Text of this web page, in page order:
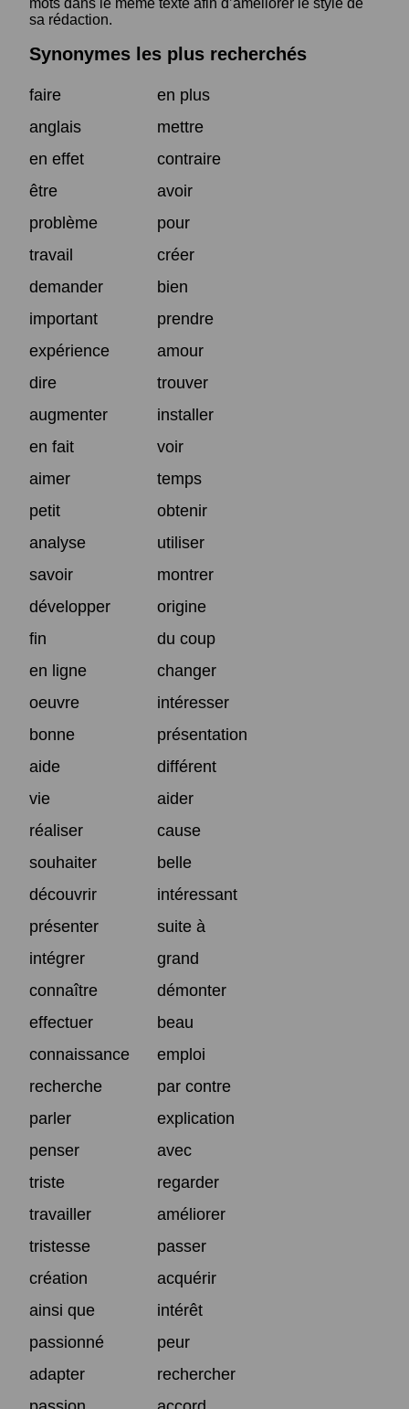
mots dans le même texte afin d’améliorer le style de
sa rédaction.
Synonymes les plus recherchés
faire
en plus
anglais
mettre
en effet
contraire
être
avoir
problème
pour
travail
créer
demander
bien
important
prendre
expérience
amour
dire
trouver
augmenter
installer
en fait
voir
aimer
temps
petit
obtenir
analyse
utiliser
savoir
montrer
développer
origine
fin
du coup
en ligne
changer
oeuvre
intéresser
bonne
présentation
aide
différent
vie
aider
réaliser
cause
souhaiter
belle
découvrir
intéressant
présenter
suite à
intégrer
grand
connaître
démonter
effectuer
beau
connaissance
emploi
recherche
par contre
parler
explication
penser
avec
triste
regarder
travailler
améliorer
tristesse
passer
création
acquérir
ainsi que
intérêt
passionné
peur
adapter
rechercher